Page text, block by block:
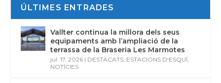
ÚLTIMES ENTRADES
Vallter continua la millora dels seus
equipaments amb l’ampliació de la
terrassa de la Braseria Les Marmotes
jul. 17, 2026 | DESTACATS ESTACIONS D'ESQUÍ
NOTÍCIES